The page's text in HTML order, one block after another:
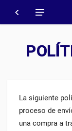
La siguiente
proceso de
una compra a